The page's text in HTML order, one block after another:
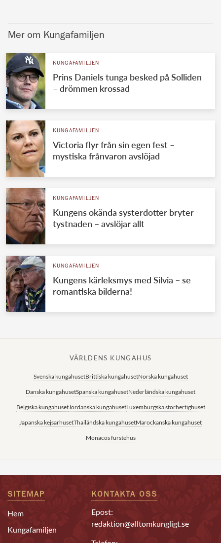
Mer om Kungafamiljen
KUNGAFAMILJEN
Prins Daniels tunga besked på Solliden
– drömmen krossad
KUNGAFAMILJEN
Victoria flyr från sin egen fest –
mystiska frånvaron avslöjad
KUNGAFAMILJEN
Kungens okända systerdotter bryter
tystnaden – avslöjar allt
KUNGAFAMILJEN
Kungens kärleksmys med Silvia – se
romantiska bilderna!
VÄRLDENS KUNGAHUS
Svenska kungahusetBrittiska kungahusetNorska kungahuset
Danska kungahusetSpanska kungahusetNederländska kungahuset
Belgiska kungahusetJordanska kungahusetLuxemburgska storhertighuset
Japanska kejsarhusetThailändska kungahusetMarockanska kungahuset
Monacos furstehus
SITEMAP
Hem
Kungafamiljen
KONTAKTA OSS
Epost:
redaktion@alltomkungligt.se